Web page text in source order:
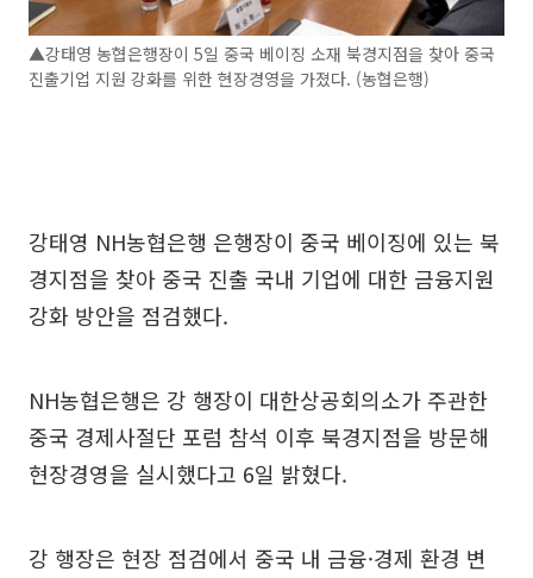
▲강태영 농협은행장이 5일 중국 베이징 소재 북경지점을 찾아 중국
진출기업 지원 강화를 위한 현장경영을 가졌다. (농협은행)
강태영 NH농협은행 은행장이 중국 베이징에 있는 북
경지점을 찾아 중국 진출 국내 기업에 대한 금융지원
강화 방안을 점검했다.
NH농협은행은 강 행장이 대한상공회의소가 주관한
중국 경제사절단 포럼 참석 이후 북경지점을 방문해
현장경영을 실시했다고 6일 밝혔다.
강 행장은 현장 점검에서 중국 내 금융·경제 환경 변